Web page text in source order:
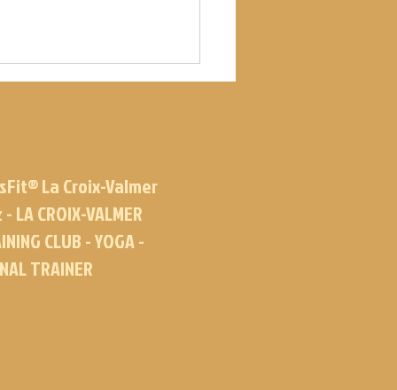
La Croix-Valmer
CROIX-VALMER
CLUB - YOGA -
TRAINER